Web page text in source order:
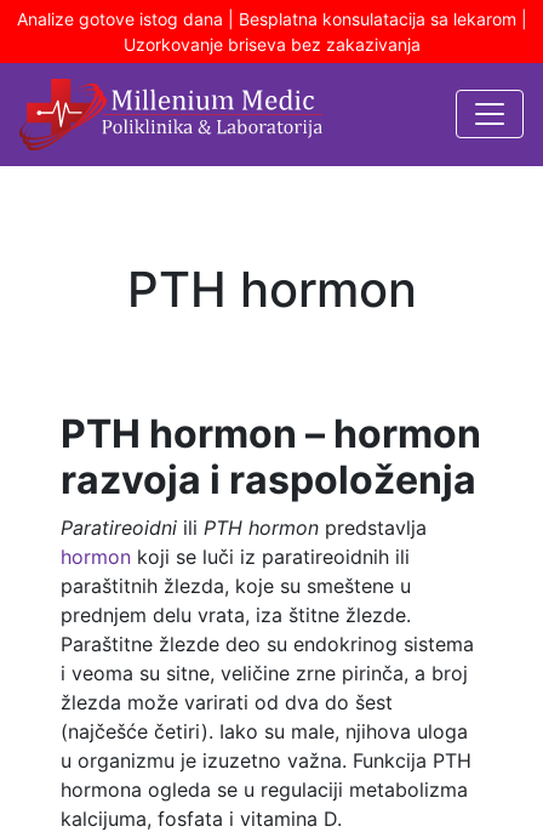
Analize gotove istog dana | Besplatna konsulatacija sa lekarom |
Uzorkovanje briseva bez zakazivanja
PTH hormon
PTH hormon – hormon
razvoja i raspoloženja
Paratireoidni ili PTH hormon predstavlja
hormon koji se luči iz paratireoidnih ili
paraštitnih žlezda, koje su smeštene u
prednjem delu vrata, iza štitne žlezde.
Paraštitne žlezde deo su endokrinog sistema
i veoma su sitne, veličine zrne pirinča, a broj
žlezda može varirati od dva do šest
(najčešće četiri). Iako su male, njihova uloga
u organizmu je izuzetno važna. Funkcija PTH
hormona ogleda se u regulaciji metabolizma
kalcijuma, fosfata i vitamina D.